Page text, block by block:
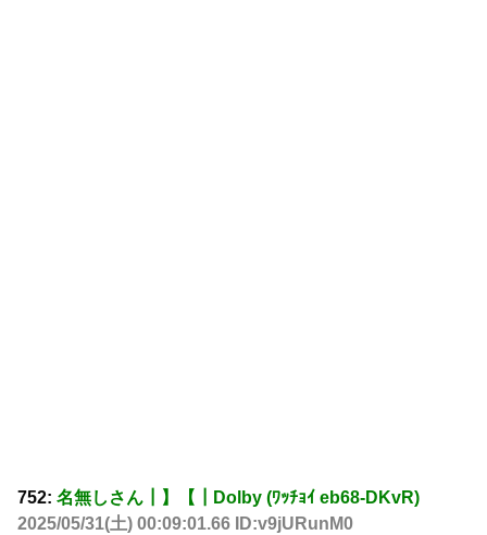
752: 名無しさん┃】【┃Dolby (ﾜｯﾁｮｲ eb68-DKvR)
2025/05/31(土) 00:09:01.66 ID:v9jURunM0